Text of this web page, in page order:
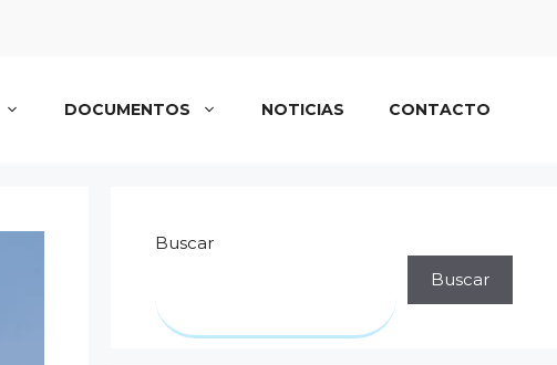
DOCUMENTOS NOTICIAS CONTACTO
Buscar
Buscar